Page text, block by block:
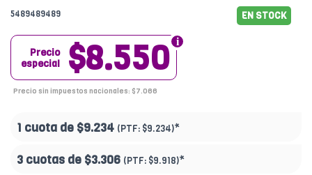
5489489489 EN STOCK
$8.550
Precio
especial
Precio sin impuestos nacionales: $7.066
1 cuota de $9.234 (PTF: $9.234)*
3 cuotas de $3.306 (PTF: $9.918)*